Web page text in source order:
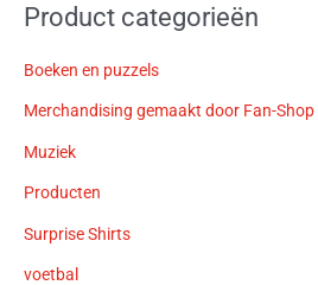
Product categorieën
Boeken en puzzels
Merchandising gemaakt door Fan-Shop
Muziek
Producten
Surprise Shirts
voetbal